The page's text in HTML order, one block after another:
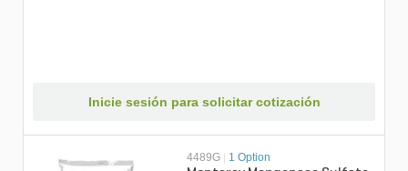
Inicie sesión para solicitar cotización
4489G 1 Option